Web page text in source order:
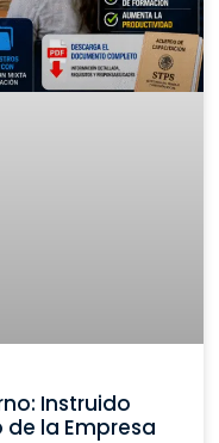
Instruido
la Empresa